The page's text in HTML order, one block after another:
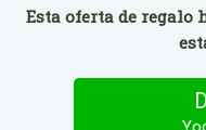
Esta oferta de regalo